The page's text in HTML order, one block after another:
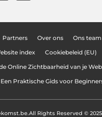
Partners Over ons Ons team
index Cookiebeleid (EU)
Online Zichtbaarheid van je
Praktische Gids voor
All Rights Reserved © 2025